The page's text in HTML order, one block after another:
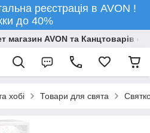
реєстрація в AVON !
до 40%
магазин AVON та Канцтоварів
хобi Товари для свята